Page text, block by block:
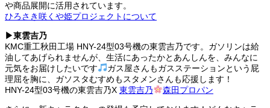
や商品展開に活用されています。
ひろさき咲くや姫プロジェクトについて
▶東雲吉乃
KMC重工秋田工場 HNY-24型03号機の東雲吉乃です。ガソリンは給
油してあげられませんが、生活にあったかとあんしんを、みんなに
元気をお届けしたいです
ガス屋さんもガスステーションという屁
理屈を胸に、ガソスタむすめもスタメンさんも応援します！
HNY-24型03号機の東雲吉乃X 東雲吉乃
森田プロパン